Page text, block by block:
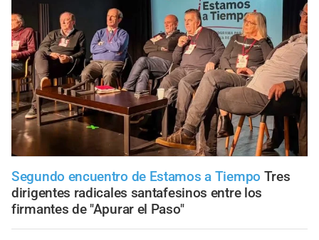
Segundo encuentro de Estamos a Tiempo Tres
dirigentes radicales santafesinos entre los
firmantes de "Apurar el Paso"